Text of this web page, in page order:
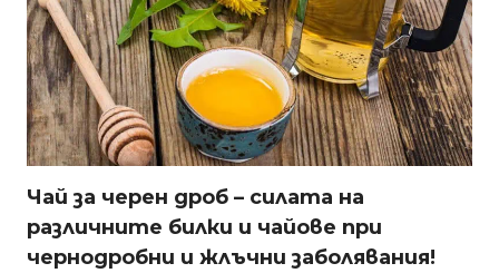
Чай за черен дроб – силата на
различните билки и чайове при
чернодробни и жлъчни заболявания!